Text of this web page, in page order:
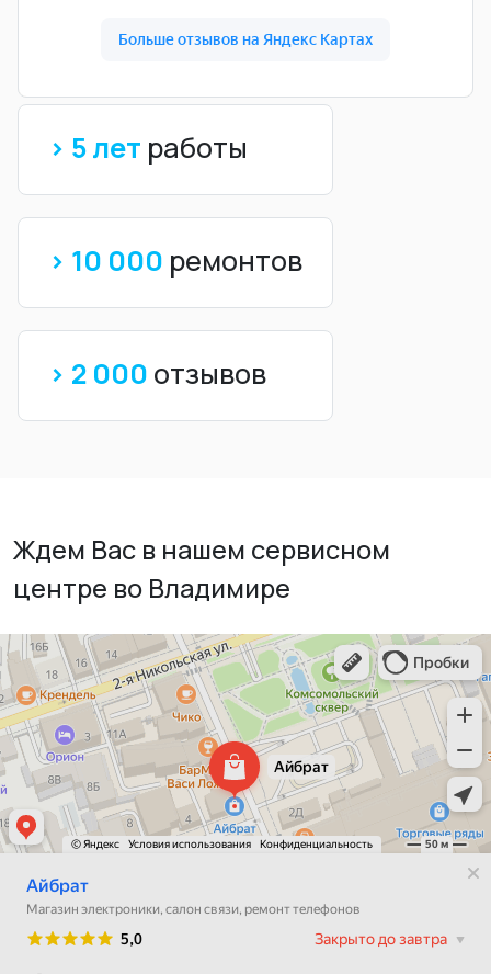
> 5 лет работы
> 10 000 ремонтов
> 2 000 отзывов
Ждем Вас в нашем сервисном
центре во Владимире